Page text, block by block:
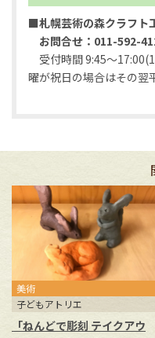
■札幌芸術の森クラフト
お問合せ：011-592-
受付時間 9:45～
曜が祝日の場合はその翌
美術
子どもアトリエ
「ねんどで彫刻 テイクアウ